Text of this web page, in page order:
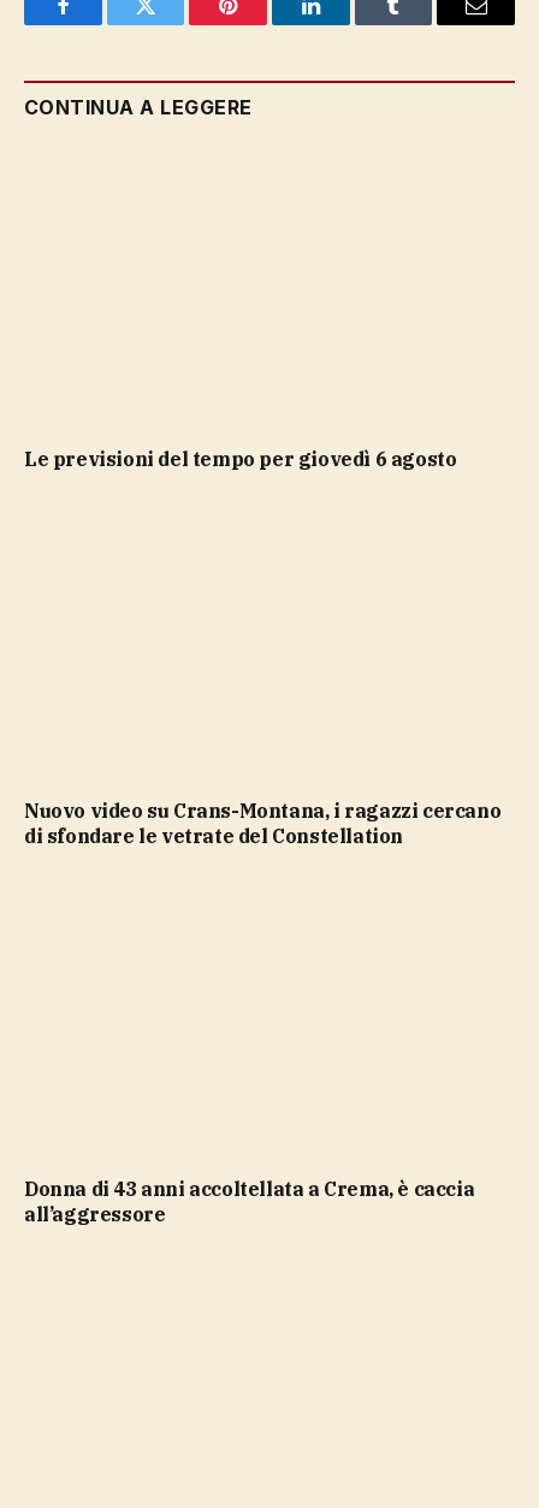
FacebookTwitter Pinterest LinkedInTumblr Email
CONTINUA A LEGGERE
Le previsioni del tempo per giovedì 6 agosto
Nuovo video su Crans-Montana, i ragazzi cercano
di sfondare le vetrate del Constellation
Donna di 43 anni accoltellata a Crema, è caccia
all’aggressore